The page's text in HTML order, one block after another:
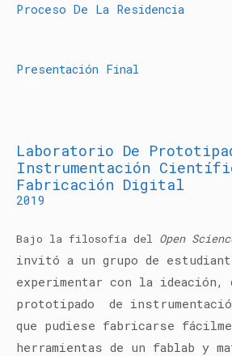
Proceso De La Residencia
Presentación Final
Laboratorio De
Instrumentación
Fabricación Digital
2019
Bajo la filosofía del Open
invitó a un grupo de
experimentar con la ideación,
prototipado de
que pudiese fabricarse
herramientas de un fablab y